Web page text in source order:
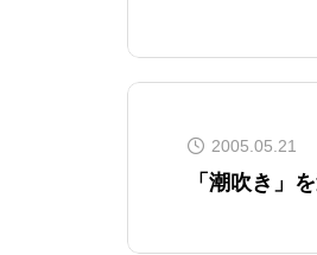
2005.05.21
「潮吹き」